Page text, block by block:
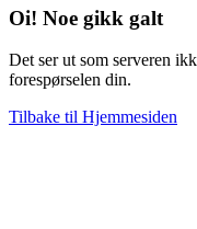
Oi! Noe gikk galt
Det ser ut som serveren
forespørselen din.
Tilbake til Hjemmesiden